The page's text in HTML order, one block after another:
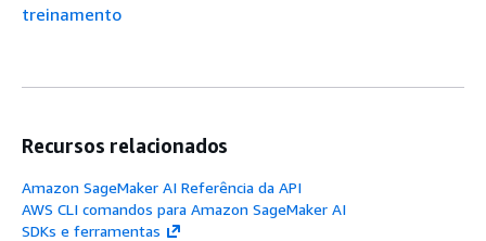
treinamento
Recursos relacionados
Amazon SageMaker AI Referência da API
AWS CLI comandos para Amazon SageMaker AI
SDKs e ferramentas